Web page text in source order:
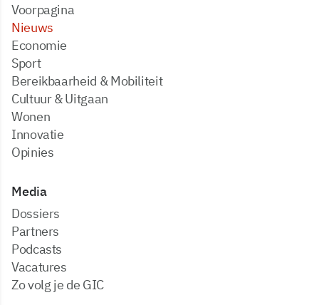
Voorpagina
Nieuws
Economie
Sport
Bereikbaarheid & Mobiliteit
Cultuur & Uitgaan
Wonen
Innovatie
Opinies
Media
dossiers
partners
podcasts
vacatures
zo volg je de GIC